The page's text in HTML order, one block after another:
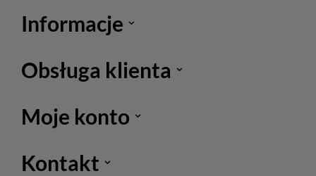
Informacje
Obsługa klienta
Moje konto
Kontakt